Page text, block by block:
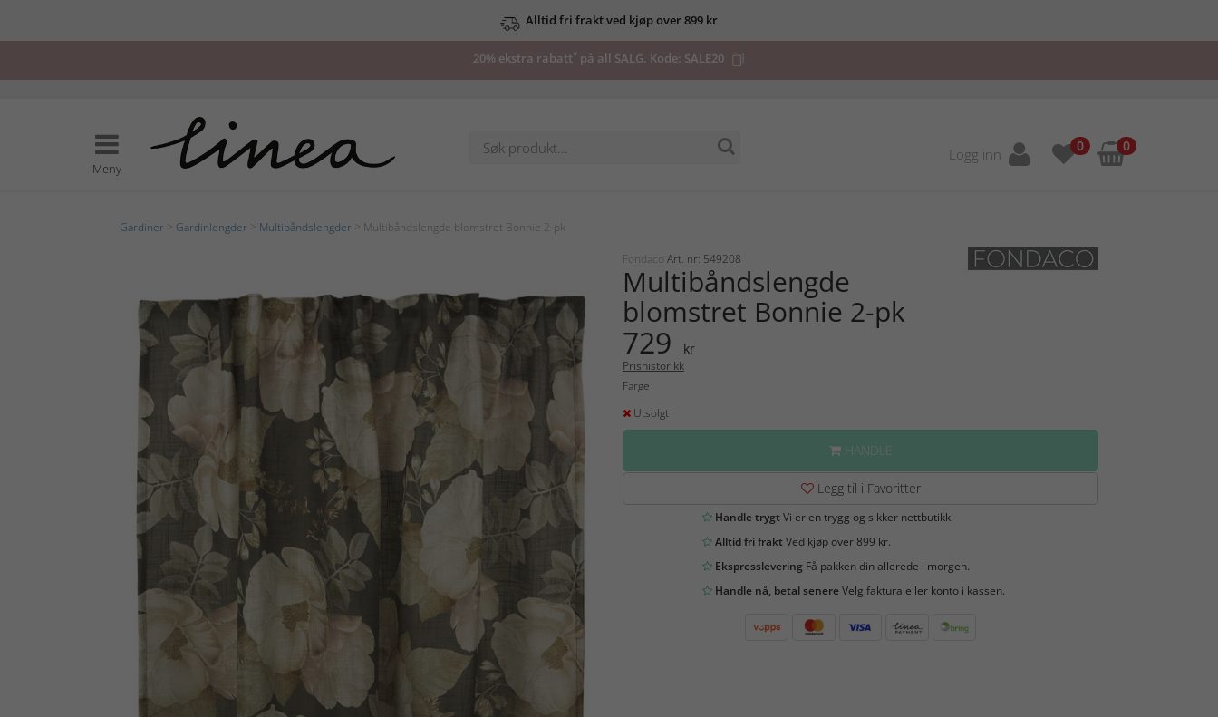
Alltid fri frakt ved kjøp over 899 kr
20% ekstra rabatt* på all SALG. Kode: SALE20
Meny
Logg inn 0 0
Gardiner Gardinlengder Multibåndslengder > Multibåndslengde blomstret Bonnie 2-pk
Fondaco Art. nr: 549208
Multibåndslengde
blomstret Bonnie 2-pk
729 kr
Prishistorikk
Farge
Utsolgt
HANDLE
Legg til i Favoritter
Handle trygtVi er en trygg og sikker nettbutikk.
Alltid fri fraktVed kjøp over 899 kr.
EkspressleveringFå pakken din allerede i morgen.
Handle nå, betal senereVelg faktura eller konto i kassen.